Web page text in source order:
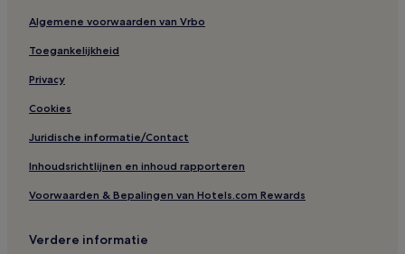
Algemene voorwaarden van Vrbo
Toegankelijkheid
Privacy
Cookies
Juridische informatie/Contact
Inhoudsrichtlijnen en inhoud rapporteren
Voorwaarden & Bepalingen van Hotels.com Rewards
Verdere informatie